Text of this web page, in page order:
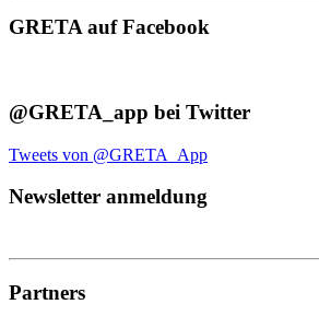
GRETA auf Facebook
@GRETA_app bei Twitter
Tweets von @GRETA_App
Newsletter anmeldung
Partners